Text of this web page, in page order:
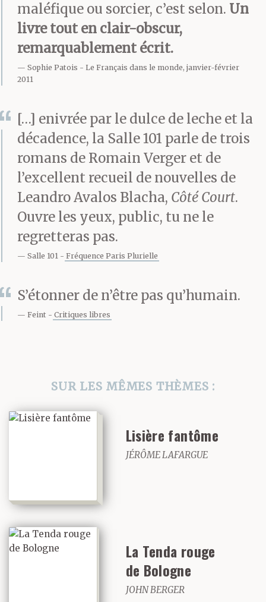
quelques signes, à
quelques mots
murmurés que se
derniers
échanges. Quand nous
quittions l’hôpital à la
nuit tombée,
je respirais à pleins
poumons en fixant le
des étoiles entre les
la façade psychédélique
de l’hôpital, les fenêtres
baignées de couleurs
par les postes de
obscures parmi
lesquelles j’essayais de
localiser celle de mon
père, en refaisant dans
maléfique ou sorcier, c’est selon. Un
livre tout en clair-obscur,
remarquablement écrit.
Sophie Patois
Le Français dans le monde, janvier-février
2011
[…] enivrée par le dulce de leche et la
décadence, la Salle 101 parle de trois
romans de Romain Verger et de
l’excellent recueil de nouvelles de
Leandro Avalos Blacha, Côté Court.
Ouvre les yeux, public, tu ne le
regretteras pas.
Salle 101 Fréquence Paris Plurielle
S’étonner de n’être pas qu’humain.
Feint Critiques libres
SUR LES MÊMES THÈMES :
Lisière fantôme
JÉRÔME LAFARGUE
La Tenda rouge
de Bologne
JOHN BERGER